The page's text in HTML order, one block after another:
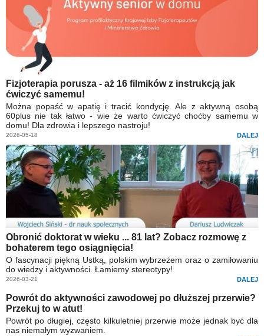
Fizjoterapia porusza - aż 16 filmików z instrukcją jak
ćwiczyć samemu!
Można popaść w apatię i tracić kondycję. Ale z aktywną osobą
60plus nie tak łatwo - wie że warto ćwiczyć choćby samemu w
domu! Dla zdrowia i lepszego nastroju!
2026-05-18 DALEJ
Obronić doktorat w wieku ... 81 lat? Zobacz rozmowę z
bohaterem tego osiągnięcia!
O fascynacji piękną Ustką, polskim wybrzeżem oraz o zamiłowaniu
do wiedzy i aktywności. Łamiemy stereotypy!
2026-03-21 DALEJ
Powrót do aktywności zawodowej po dłuższej przerwie?
Przekuj to w atut!
Powrót po długiej, często kilkuletniej przerwie może jednak być dla
nas niemałym wyzwaniem.